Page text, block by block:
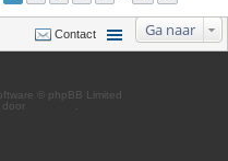
Ga naar
Contact
© phpBB Limited
door